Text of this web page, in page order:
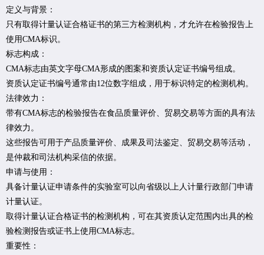
定义与背景：
只有取得计量认证合格证书的第三方检测机构，才允许在检验报告上
使用CMA标识。
标志构成：
CMA标志由英文字母CMA形成的图案和资质认定证书编号组成。
资质认定证书编号通常由12位数字组成，用于标识特定的检测机构。
法律效力：
带有CMA标志的检验报告在食品质量评价、贸易交易等方面的具有法
律效力。
这些报告可用于产品质量评价、成果及司法鉴定、贸易交易等活动，
是仲裁和司法机构采信的依据。
申请与使用：
具备计量认证申请条件的实验室可以向省级以上人计量行政部门申请
计量认证。
取得计量认证合格证书的检测机构，可在其资质认定范围内出具的检
验检测报告或证书上使用CMA标志。
重要性：